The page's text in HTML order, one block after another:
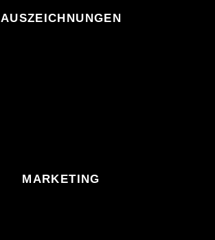
AUSZEICHNUNGEN
MARKETING